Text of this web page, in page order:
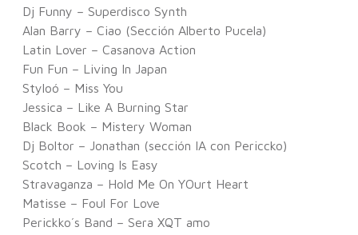
Dj Funny – Superdisco Synth
Alan Barry – Ciao (Sección Alberto Pucela)
Latin Lover – Casanova Action
Fun Fun – Living In Japan
Styloó – Miss You
Jessica – Like A Burning Star
Black Book – Mistery Woman
Dj Boltor – Jonathan (sección IA con Periccko)
Scotch – Loving Is Easy
Stravaganza – Hold Me On YOurt Heart
Matisse – Foul For Love
Perickko´s Band – Sera XQT amo